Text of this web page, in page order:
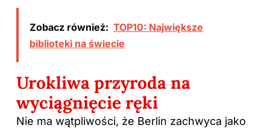
Zobacz również: TOP10: Największe
biblioteki na świecie
Urokliwa przyroda na
wyciągnięcie ręki
Nie ma wątpliwości, że Berlin zachwyca jako